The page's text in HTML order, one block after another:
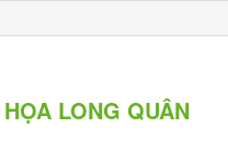
LONG QUÂN